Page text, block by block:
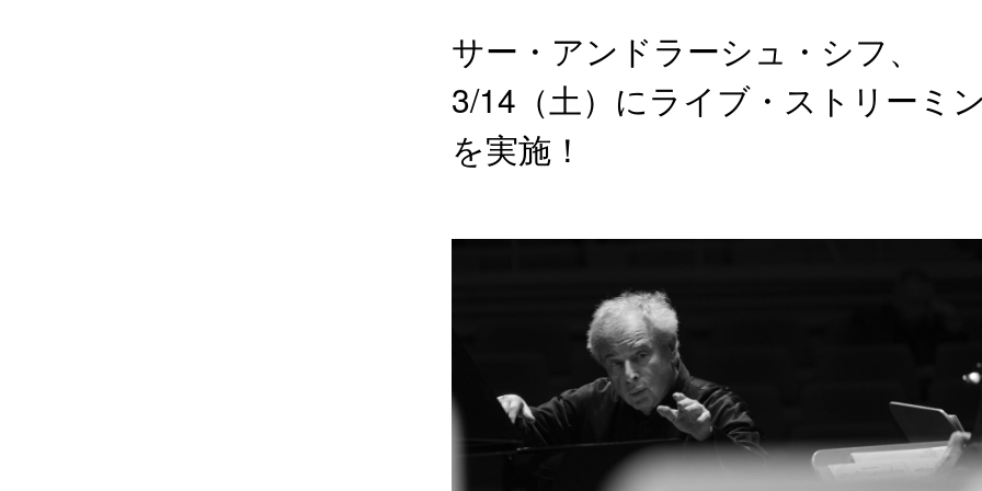
サー・アンドラーシュ・シフ、
3/14（土）にライブ・ストリーミ
を実施！